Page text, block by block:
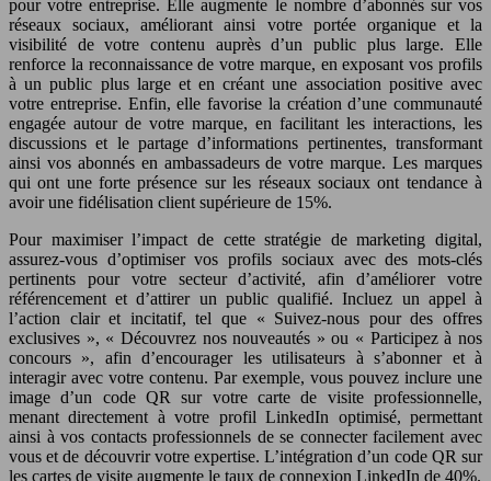
pour votre entreprise. Elle augmente le nombre d’abonnés sur vos
réseaux sociaux, améliorant ainsi votre portée organique et la
visibilité de votre contenu auprès d’un public plus large. Elle
renforce la reconnaissance de votre marque, en exposant vos profils
à un public plus large et en créant une association positive avec
votre entreprise. Enfin, elle favorise la création d’une communauté
engagée autour de votre marque, en facilitant les interactions, les
discussions et le partage d’informations pertinentes, transformant
ainsi vos abonnés en ambassadeurs de votre marque. Les marques
qui ont une forte présence sur les réseaux sociaux ont tendance à
avoir une fidélisation client supérieure de 15%.
Pour maximiser l’impact de cette stratégie de marketing digital,
assurez-vous d’optimiser vos profils sociaux avec des mots-clés
pertinents pour votre secteur d’activité, afin d’améliorer votre
référencement et d’attirer un public qualifié. Incluez un appel à
l’action clair et incitatif, tel que « Suivez-nous pour des offres
exclusives », « Découvrez nos nouveautés » ou « Participez à nos
concours », afin d’encourager les utilisateurs à s’abonner et à
interagir avec votre contenu. Par exemple, vous pouvez inclure une
image d’un code QR sur votre carte de visite professionnelle,
menant directement à votre profil LinkedIn optimisé, permettant
ainsi à vos contacts professionnels de se connecter facilement avec
vous et de découvrir votre expertise. L’intégration d’un code QR sur
les cartes de visite augmente le taux de connexion LinkedIn de 40%.